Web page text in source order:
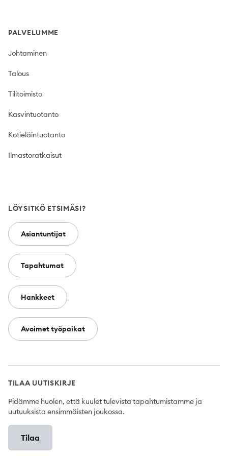
PALVELUMME
Johtaminen
Talous
Tilitoimisto
Kasvintuotanto
Kotieläintuotanto
Ilmastoratkaisut
LÖYSITKÖ ETSIMÄSI?
Asiantuntijat
Tapahtumat
Hankkeet
Avoimet työpaikat
TILAA UUTISKIRJE
Pidämme huolen, että kuulet tulevista tapahtumistamme ja
uutuuksista ensimmäisten joukossa.
Tilaa